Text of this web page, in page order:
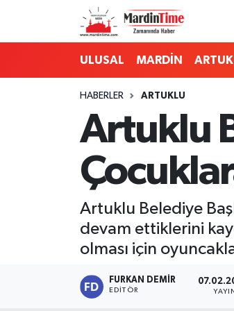
ULUSAL MARDİN
HABERLER ARTUKLU
Artuklu
Artuklu Belediye
devam ettiklerini
olması için
FURKAN DEMIR
EDITÖR
Mardin Nöbetçi Eczaneler
Mardin Namaz Vakitleri
Mardin Trafik Yoğunluk Haritası
Süper Lig Puan Durumu ve Fikstür
Tüm Manşetler
Haber Arşivi